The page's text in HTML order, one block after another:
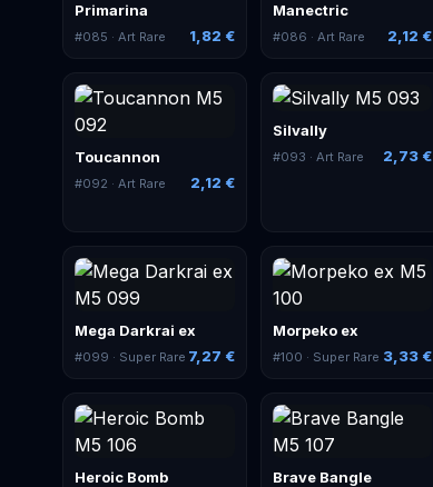
Primarina
#085 · Art Rare 1,82 €
Manectric
#086 · Art Rare 2,12 €
Toucannon
#092 · Art Rare 2,12 €
Silvally
#093 · Art Rare 2,73 €
Mega Darkrai ex
#099 · Super Rare 7,27 €
Morpeko ex
#100 · Super Rare 3,33 €
Heroic Bomb Brave Bangle